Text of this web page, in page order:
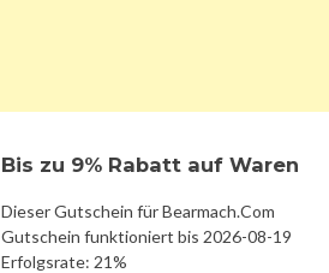
Bis zu 9% Rabatt auf Waren
Dieser Gutschein für Bearmach.Com
Gutschein funktioniert bis 2026-08-19
Erfolgsrate: 21%